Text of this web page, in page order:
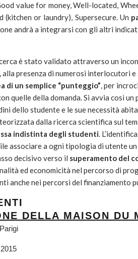
value for money, Well-located,
(kitchen or laundry), Supersecure. Un
andrà a integrarsi con gli altri
è stato validato attraverso un
alla presenza di numerosi interlocutori
di un semplice “punteggio”, per
quelle della domanda. Si avvia così
dello studente e le sue necessità
dalla ricerca scientifica sul
indistinta degli studenti.
associare a ogni tipologia di utente
decisivo verso il superamento del
ed economicità nel percorso di
anche nei percorsi del finanziamento
DELLA MAISON DU